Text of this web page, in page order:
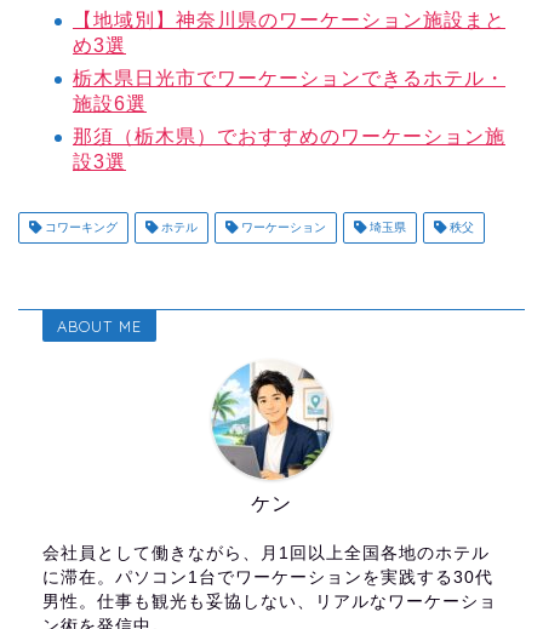
【地域別】神奈川県のワーケーション施設まと
め3選
栃木県日光市でワーケーションできるホテル・
施設6選
那須（栃木県）でおすすめのワーケーション施
設3選
コワーキング ホテル ワーケーション 埼玉県 秩父
ABOUT ME
ケン
会社員として働きながら、月1回以上全国各地のホテル
に滞在。パソコン1台でワーケーションを実践する30代
男性。仕事も観光も妥協しない、リアルなワーケーショ